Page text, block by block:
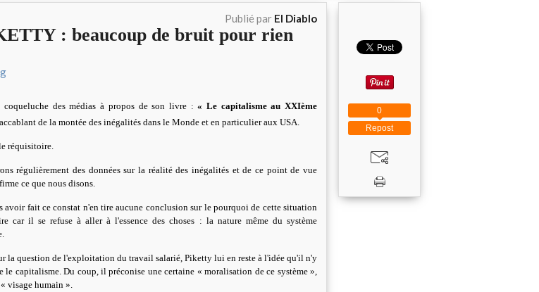
Publié par El Diablo
: beaucoup de bruit pour rien
coqueluche des médias à propos de son livre :« Le capitalisme au XXIème
de la montée des inégalités dans le Monde et en particulier aux USA.
réquisitoire.
régulièrement des données sur la réalité des inégalités et de ce point de vue
ce que nous disons.
avoir fait ce constat n'en tire aucune conclusion sur le pourquoi de cette situation
car il se refuse à aller à l'essence des choses : la nature même du système
la question de l'exploitation du travail salarié, Piketty lui en reste à l'idée qu'il n'y
le capitalisme. Du coup, il préconise une certaine « moralisation de ce système »,
visage humain ».
Repost
0